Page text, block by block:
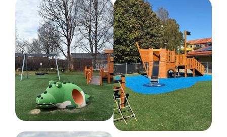
Dimensjoner
Bredde :149.5 cm
Høyde :88 cm
Lengde :263.5 cm
Anbefalt alder
1-9 år
Farge
Hvit
Grønn
Svart
Nettovekt
180 kg